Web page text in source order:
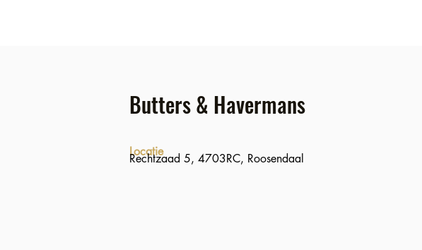
Butters & Havermans
Locatie
Rechtzaad 5, 4703RC, Roosendaal